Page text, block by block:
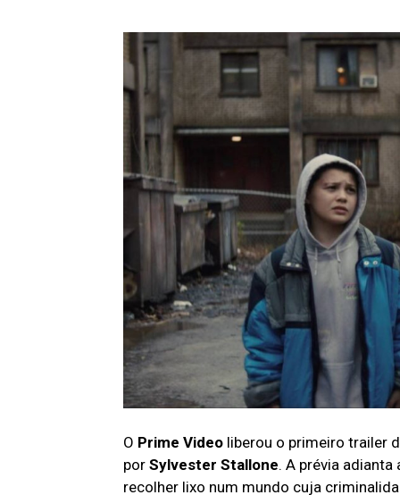
O Prime Video liberou o primeiro trailer
por Sylvester Stallone. A prévia
recolher lixo num mundo cuja